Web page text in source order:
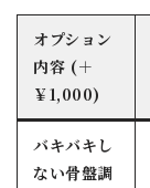
オプション
内容 (＋
￥1,000)
バキバキし
ない骨盤調